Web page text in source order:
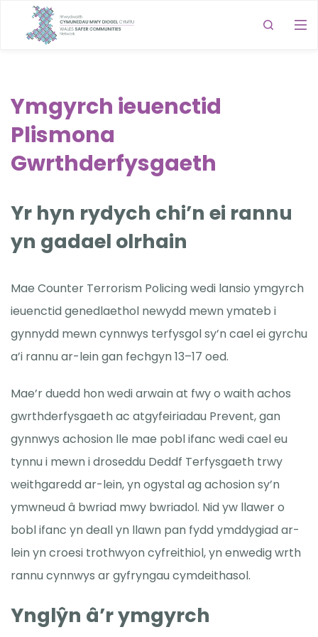
Ymgyrch ieuenctid
Plismona
Gwrthderfysgaeth
Yr hyn rydych chi’n ei rannu
yn gadael olrhain
Mae Counter Terrorism Policing wedi lansio ymgyrch
ieuenctid genedlaethol newydd mewn ymateb i
gynnydd mewn cynnwys terfysgol sy’n cael ei gyrchu
a’i rannu ar-lein gan fechgyn 13–17 oed.
Mae’r duedd hon wedi arwain at fwy o waith achos
gwrthderfysgaeth ac atgyfeiriadau Prevent, gan
gynnwys achosion lle mae pobl ifanc wedi cael eu
tynnu i mewn i droseddu Deddf Terfysgaeth trwy
weithgaredd ar-lein, yn ogystal ag achosion sy’n
ymwneud â bwriad mwy bwriadol. Nid yw llawer o
bobl ifanc yn deall yn llawn pan fydd ymddygiad ar-
lein yn croesi trothwyon cyfreithiol, yn enwedig wrth
rannu cynnwys ar gyfryngau cymdeithasol.
Ynglŷn â’r ymgyrch